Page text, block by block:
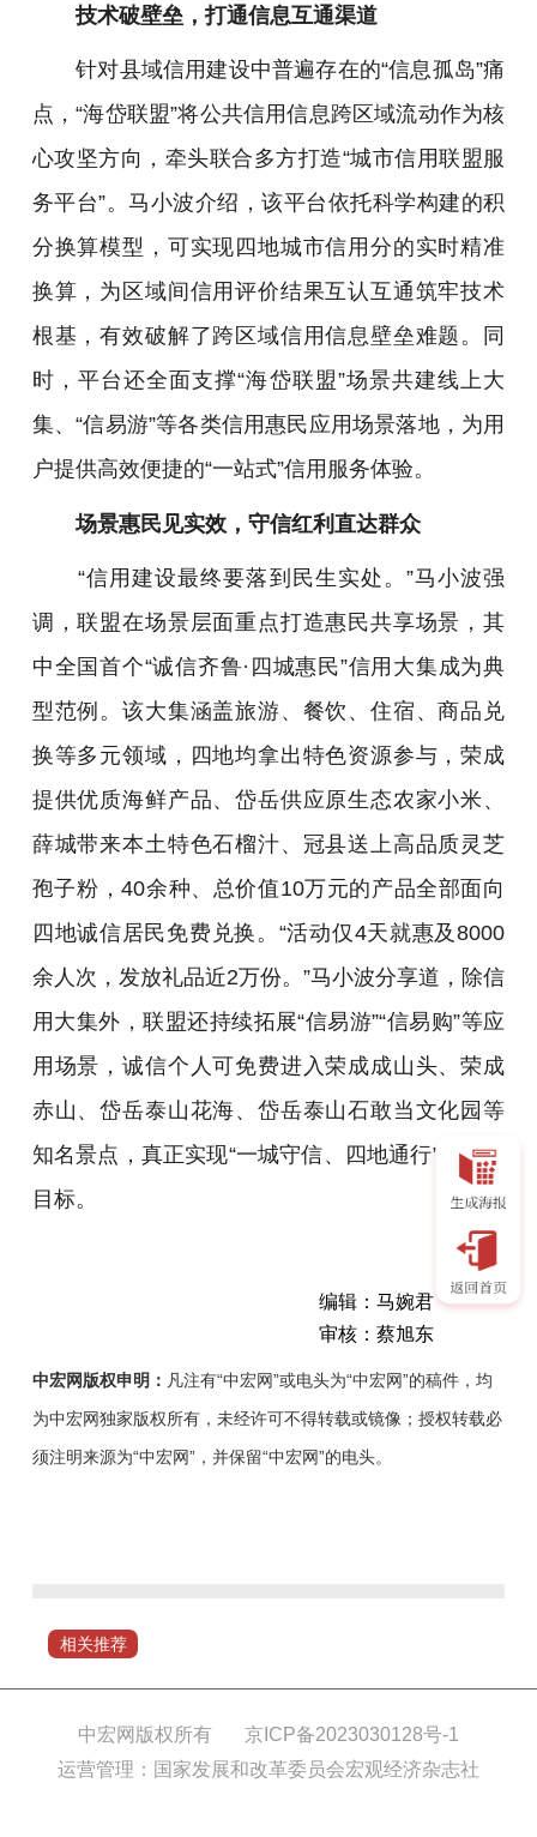
技术破壁垒，打通信息互通渠道
针对县域信用建设中普遍存在的“信息孤岛”痛
点，“海岱联盟”将公共信用信息跨区域流动作为核
心攻坚方向，牵头联合多方打造“城市信用联盟服
务平台”。马小波介绍，该平台依托科学构建的积
分换算模型，可实现四地城市信用分的实时精准
换算，为区域间信用评价结果互认互通筑牢技术
根基，有效破解了跨区域信用信息壁垒难题。同
时，平台还全面支撑“海岱联盟”场景共建线上大
集、“信易游”等各类信用惠民应用场景落地，为用
户提供高效便捷的“一站式”信用服务体验。
场景惠民见实效，守信红利直达群众
“信用建设最终要落到民生实处。”马小波强
调，联盟在场景层面重点打造惠民共享场景，其
中全国首个“诚信齐鲁·四城惠民”信用大集成为典
型范例。该大集涵盖旅游、餐饮、住宿、商品兑
换等多元领域，四地均拿出特色资源参与，荣成
提供优质海鲜产品、岱岳供应原生态农家小米、
薛城带来本土特色石榴汁、冠县送上高品质灵芝
孢子粉，40余种、总价值10万元的产品全部面向
四地诚信居民免费兑换。“活动仅4天就惠及8000
余人次，发放礼品近2万份。”马小波分享道，除信
用大集外，联盟还持续拓展“信易游”“信易购”等应
用场景，诚信个人可免费进入荣成成山头、荣成
赤山、岱岳泰山花海、岱岳泰山石敢当文化园等
知名景点，真正实现“一城守信、四地通行”的惠民
目标。
编辑：马婉君
审核：蔡旭东
中宏网版权申明： 凡注有“中宏网”或电头为“中宏网”的稿件，均
为中宏网独家版权所有，未经许可不得转载或镜像；授权转载必
须注明来源为“中宏网”，并保留“中宏网”的电头。
耀
鲁
厅”第
相关推荐
中宏网版权所有
京ICP备2023030128号-1
运营管理：国家发展和改革委员会宏观经济杂志社